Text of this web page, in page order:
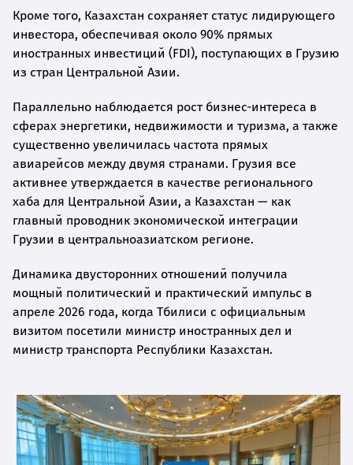
Кроме того, Казахстан сохраняет статус лидирующего
инвестора, обеспечивая около 90% прямых
иностранных инвестиций (FDI), поступающих в Грузию
из стран Центральной Азии.
Параллельно наблюдается рост бизнес-интереса в
сферах энергетики, недвижимости и туризма, а также
существенно увеличилась частота прямых
авиарейсов между двумя странами. Грузия все
активнее утверждается в качестве регионального
хаба для Центральной Азии, а Казахстан — как
главный проводник экономической интеграции
Грузии в центральноазиатском регионе.
Динамика двусторонних отношений получила
мощный политический и практический импульс в
апреле 2026 года, когда Тбилиси с официальным
визитом посетили министр иностранных дел и
министр транспорта Республики Казахстан.